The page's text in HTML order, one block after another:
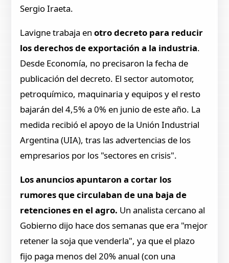
Sergio Iraeta.
Lavigne trabaja enotro decreto para reducir
los derechos de exportación a la industria.
Desde Economía, no precisaron la fecha de
publicación del decreto. El sector automotor,
petroquímico, maquinaria y equipos y el resto
bajarán del 4,5% a 0% en junio de este año. La
medida recibió el apoyo de la Unión Industrial
Argentina (UIA), tras las advertencias de los
empresarios por los "sectores en crisis".
Los anuncios apuntaron a cortar los
rumores que circulaban de una baja de
retenciones en el agro. Un analista cercano al
Gobierno dijo hace dos semanas que era "mejor
retener la soja que venderla", ya que el plazo
fijo paga menos del 20% anual (con una